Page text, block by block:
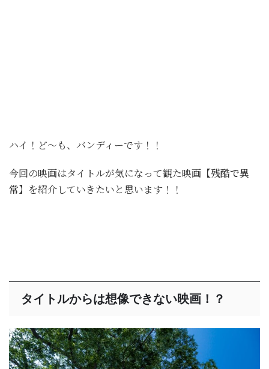
ハイ！ど～も、バンディーです！！
今回の映画はタイトルが気になって観た映画 【残酷で異
常】 を紹介していきたいと思います！！
タイトルからは想像できない映画！？